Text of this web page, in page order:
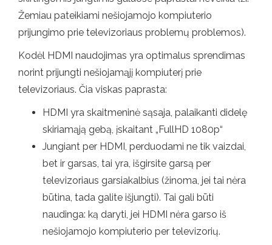
Žemiau pateikiami nešiojamojo kompiuterio
prijungimo prie televizoriaus problemų problemos).
Kodėl HDMI naudojimas yra optimalus sprendimas
norint prijungti nešiojamąjį kompiuterį prie
televizoriaus. Čia viskas paprasta:
HDMI yra skaitmeninė sąsaja, palaikanti didelę
skiriamąją gebą, įskaitant „FullHD 1080p“
Jungiant per HDMI, perduodami ne tik vaizdai,
bet ir garsas, tai yra, išgirsite garsą per
televizoriaus garsiakalbius (žinoma, jei tai nėra
būtina, tada galite išjungti). Tai gali būti
naudinga: ką daryti, jei HDMI nėra garso iš
nešiojamojo kompiuterio per televizorių.